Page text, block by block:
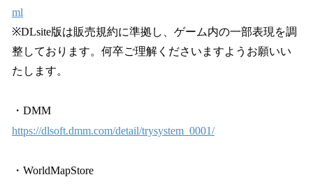
ml
※DLsite版は販売規約に準拠し、ゲーム内の一部表現を調
整しております。何卒ご理解くださいますようお願いい
たします。
・DMM
https://dlsoft.dmm.com/detail/trysystem_0001/
・WorldMapStore